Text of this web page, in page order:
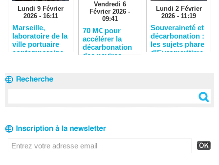
Lundi 9 Février
2026 - 16:11
​Marseille,
laboratoire de la
ville portuaire
contemporaine
Vendredi 6
Février 2026 -
09:41
​70 M€ pour
accélérer la
décarbonation
des navires,
Lundi 2 Février
2026 - 11:19
Souveraineté et
décarbonation :
les sujets phare
d'Euromaritime